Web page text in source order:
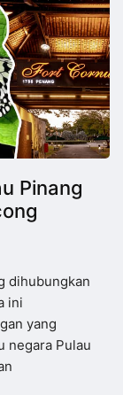
Pinang
dihubungkan
ini
yang
negara Pulau